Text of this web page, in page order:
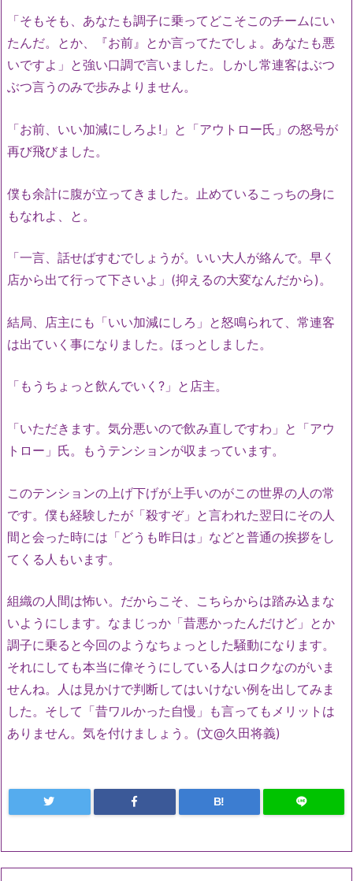
「そもそも、あなたも調子に乗ってどこそこのチームにい
たんだ。とか、『お前』とか言ってたでしょ。あなたも悪
いですよ」と強い口調で言いました。しかし常連客はぶつ
ぶつ言うのみで歩みよりません。
「お前、いい加減にしろよ!」と「アウトロー氏」の怒号が
再び飛びました。
僕も余計に腹が立ってきました。止めているこっちの身に
もなれよ、と。
「一言、話せばすむでしょうが。いい大人が絡んで。早く
店から出て行って下さいよ」(抑えるの大変なんだから)。
結局、店主にも「いい加減にしろ」と怒鳴られて、常連客
は出ていく事になりました。ほっとしました。
「もうちょっと飲んでいく?」と店主。
「いただきます。気分悪いので飲み直しですわ」と「アウ
トロー」氏。もうテンションが収まっています。
このテンションの上げ下げが上手いのがこの世界の人の常
です。僕も経験したが「殺すぞ」と言われた翌日にその人
間と会った時には「どうも昨日は」などと普通の挨拶をし
てくる人もいます。
組織の人間は怖い。だからこそ、こちらからは踏み込まな
いようにします。なまじっか「昔悪かったんだけど」とか
調子に乗ると今回のようなちょっとした騒動になります。
それにしても本当に偉そうにしている人はロクなのがいま
せんね。人は見かけで判断してはいけない例を出してみま
した。そして「昔ワルかった自慢」も言ってもメリットは
ありません。気を付けましょう。(文@久田将義)
B!